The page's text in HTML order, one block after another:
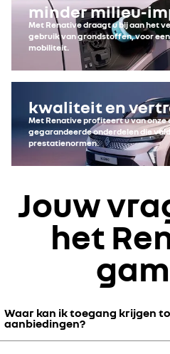
minder milieu-
Met Renative draagt u bij aan het
gebruik van grondstoffen, voor
mobiliteit.
kwaliteit en
Met Renative profiteert u van
gegarandeerde onderdelen die
prestatienormen.
Jouw
het
Waar kan ik toegang krijgen
aanbiedingen?